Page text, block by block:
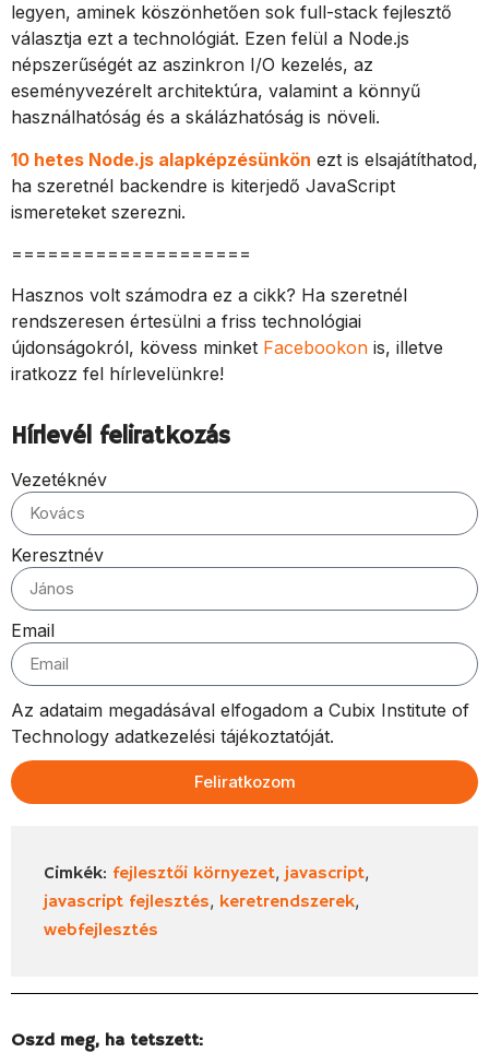
legyen, aminek köszönhetően sok full-stack fejlesztő
választja ezt a technológiát. Ezen felül a Node.js
népszerűségét az aszinkron I/O kezelés, az
eseményvezérelt architektúra, valamint a könnyű
használhatóság és a skálázhatóság is növeli.
10 hetes Node.js alapképzésünkön ezt is elsajátíthatod,
ha szeretnél backendre is kiterjedő JavaScript
ismereteket szerezni.
====================
Hasznos volt számodra ez a cikk? Ha szeretnél
rendszeresen értesülni a friss technológiai
újdonságokról, kövess minket Facebookon is, illetve
iratkozz fel hírlevelünkre!
Hírlevél feliratkozás
Vezetéknév
Keresztnév
Email
Az adataim megadásával elfogadom a Cubix Institute of
Technology adatkezelési tájékoztatóját.
Feliratkozom
Cimkék: fejlesztői környezet, javascript,
javascript fejlesztés, keretrendszerek,
webfejlesztés
Oszd meg, ha tetszett: